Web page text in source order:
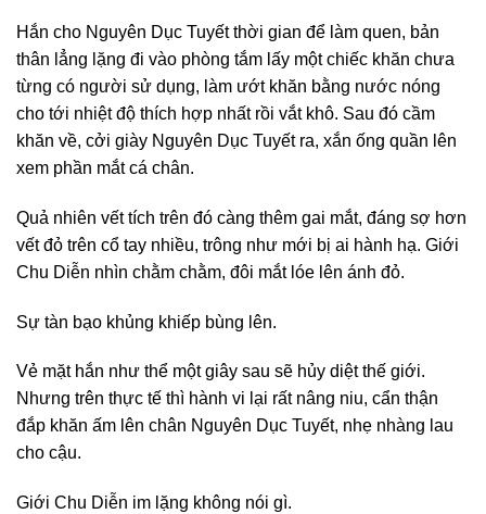
Hắn cho Nguyên Dục Tuyết thời gian để làm quen, bản
thân lẳng lặng đi vào phòng tắm lấy một chiếc khăn chưa
từng có người sử dụng, làm ướt khăn bằng nước nóng
cho tới nhiệt độ thích hợp nhất rồi vắt khô. Sau đó cầm
khăn về, cởi giày Nguyên Dục Tuyết ra, xắn ống quần lên
xem phần mắt cá chân.
Quả nhiên vết tích trên đó càng thêm gai mắt, đáng sợ hơn
vết đỏ trên cổ tay nhiều, trông như mới bị ai hành hạ. Giới
Chu Diễn nhìn chằm chằm, đôi mắt lóe lên ánh đỏ.
Sự tàn bạo khủng khiếp bùng lên.
Vẻ mặt hắn như thể một giây sau sẽ hủy diệt thế giới.
Nhưng trên thực tế thì hành vi lại rất nâng niu, cẩn thận
đắp khăn ấm lên chân Nguyên Dục Tuyết, nhẹ nhàng lau
cho cậu.
Giới Chu Diễn im lặng không nói gì.